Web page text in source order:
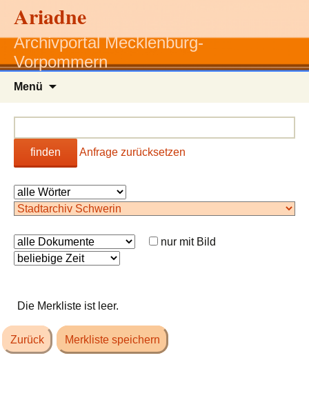
Ariadne
Archivportal Mecklenburg-
Vorpommern
Menü
finden Anfrage zurücksetzen
nur mit Bild
Die Merkliste ist leer.
Zurück Merkliste speichern